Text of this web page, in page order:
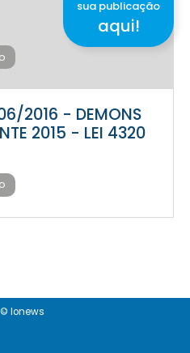
2016 - DEMONS
2015 - LEI 4320
Ionews
sua publicação
aqui!